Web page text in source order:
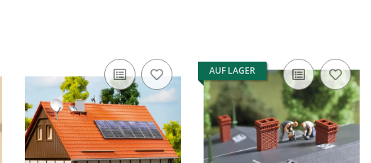
AUF LAGER